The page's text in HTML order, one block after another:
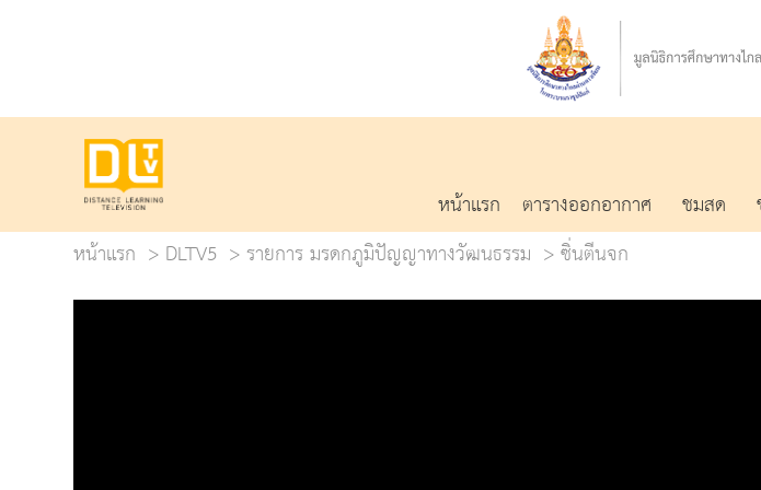
หน้าแรก ตารางออกอากาศ ชมสด
หน้าแรก
DLTV5 รายการ มรดกภูมิปัญญาทางวัฒนธรรม ซิ่นตีนจก